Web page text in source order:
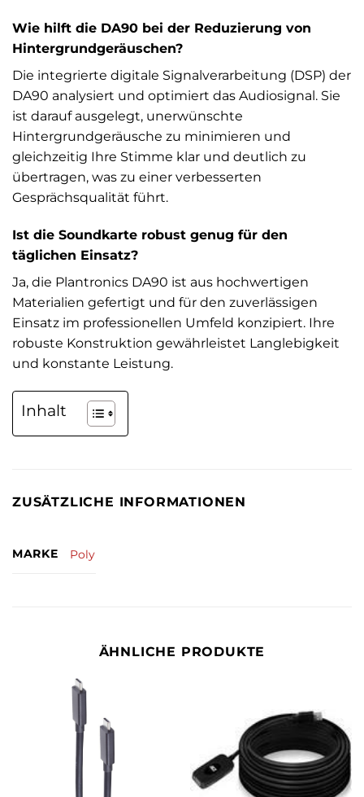
Wie hilft die DA90 bei der Reduzierung von
Hintergrundgeräuschen?
Die integrierte digitale Signalverarbeitung (DSP) der
DA90 analysiert und optimiert das Audiosignal. Sie
ist darauf ausgelegt, unerwünschte
Hintergrundgeräusche zu minimieren und
gleichzeitig Ihre Stimme klar und deutlich zu
übertragen, was zu einer verbesserten
Gesprächsqualität führt.
Ist die Soundkarte robust genug für den
täglichen Einsatz?
Ja, die Plantronics DA90 ist aus hochwertigen
Materialien gefertigt und für den zuverlässigen
Einsatz im professionellen Umfeld konzipiert. Ihre
robuste Konstruktion gewährleistet Langlebigkeit
und konstante Leistung.
Inhalt
ZUSÄTZLICHE INFORMATIONEN
MARKE Poly
ÄHNLICHE PRODUKTE